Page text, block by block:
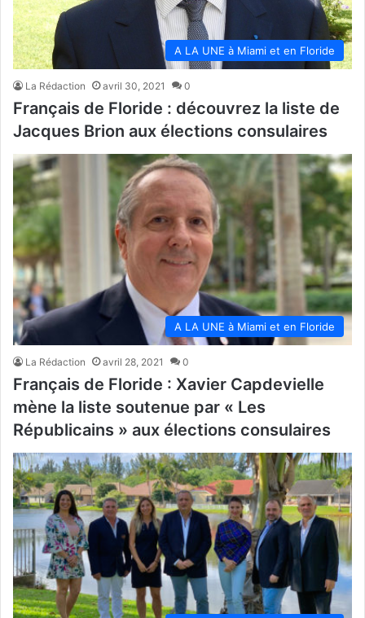
A LA UNE à Miami et en Floride
La Rédaction avril 30, 2021 0
Français de Floride : découvrez la liste de
Jacques Brion aux élections consulaires
A LA UNE à Miami et en Floride
La Rédaction avril 28, 2021 0
Français de Floride : Xavier Capdevielle
mène la liste soutenue par « Les
Républicains » aux élections consulaires